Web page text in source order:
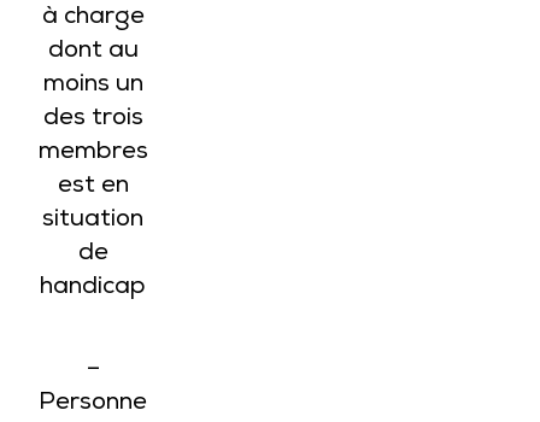
à charge
dont au
moins un
des trois
membres
est en
situation
de
handicap
–
Personne